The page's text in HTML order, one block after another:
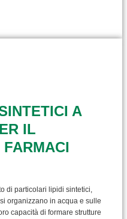
A
IL
di particolari lipidi sintetici,
organizzano in acqua e sulle
capacità di formare strutture